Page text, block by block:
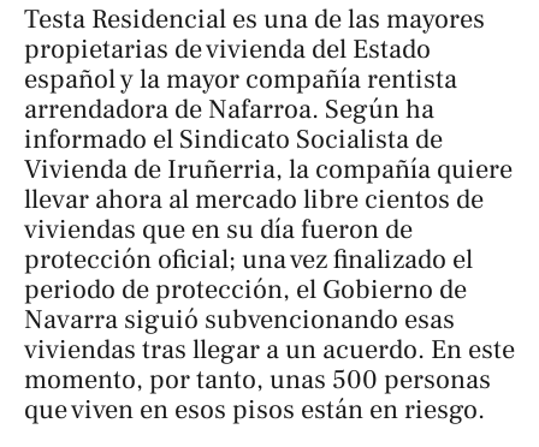
Testa Residencial es una de las mayores
propietarias de vivienda del Estado
español y la mayor compañía rentista
arrendadora de Nafarroa. Según ha
informado el Sindicato Socialista de
Vivienda de Iruñerria, la compañía quiere
llevar ahora al mercado libre cientos de
viviendas que en su día fueron de
protección oficial; una vez finalizado el
periodo de protección, el Gobierno de
Navarra siguió subvencionando esas
viviendas tras llegar a un acuerdo. En este
momento, por tanto, unas 500 personas
que viven en esos pisos están en riesgo.